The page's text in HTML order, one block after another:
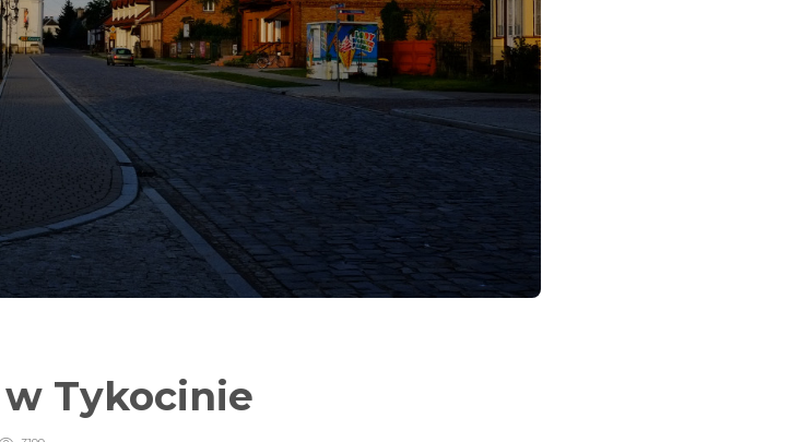
Tykocinie